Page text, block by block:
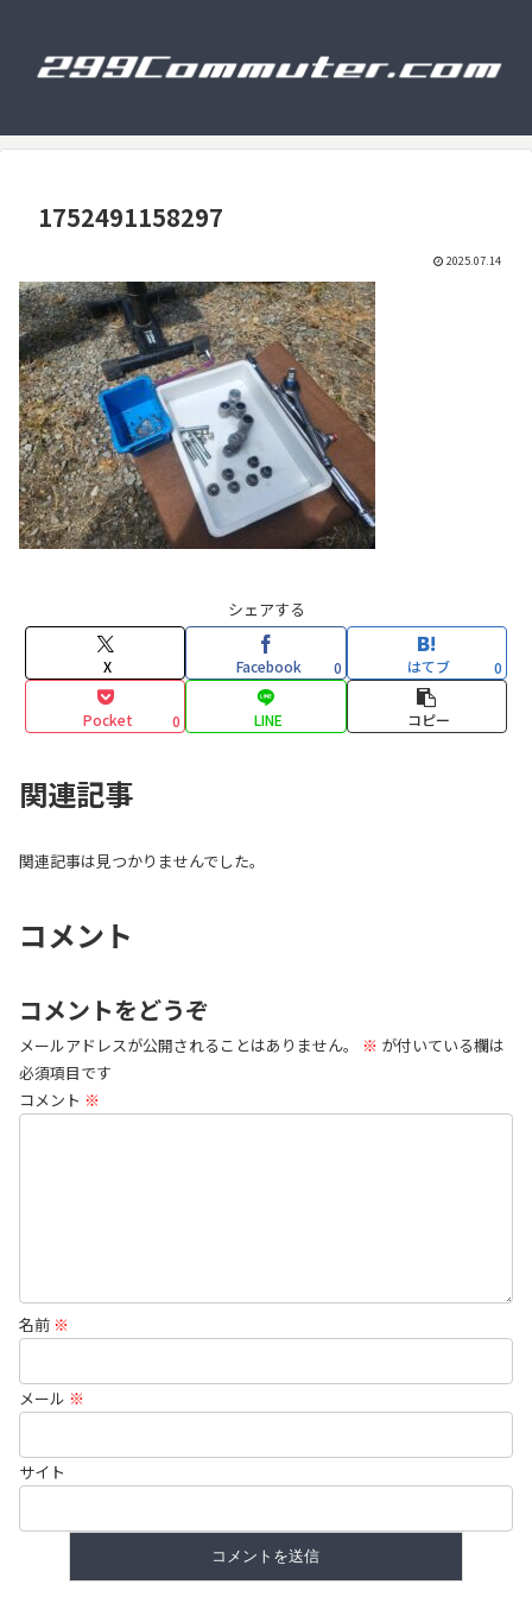
1752491158297
2025.07.14
シェアする
X Facebook 0 はてブ 0
Pocket 0 LINE コピー
関連記事
関連記事は見つかりませんでした。
コメント
コメントをどうぞ
メールアドレスが公開されることはありません。 ※ が付いている欄は
必須項目です
コメント ※
名前 ※
メール ※
サイト